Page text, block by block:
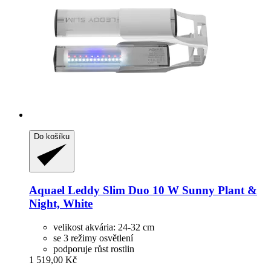
Do košíku
Aquael Leddy Slim Duo 10 W Sunny Plant &
Night, White
velikost akvária: 24-32 cm
se 3 režimy osvětlení
podporuje růst rostlin
1 519,00 Kč